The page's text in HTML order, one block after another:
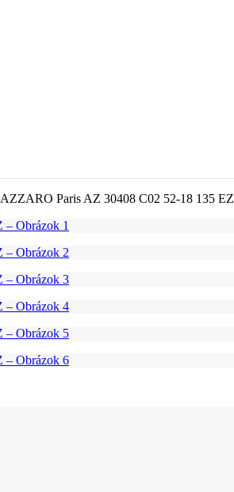
AZZARO Paris AZ 30408 C02 52-18 135 EZ